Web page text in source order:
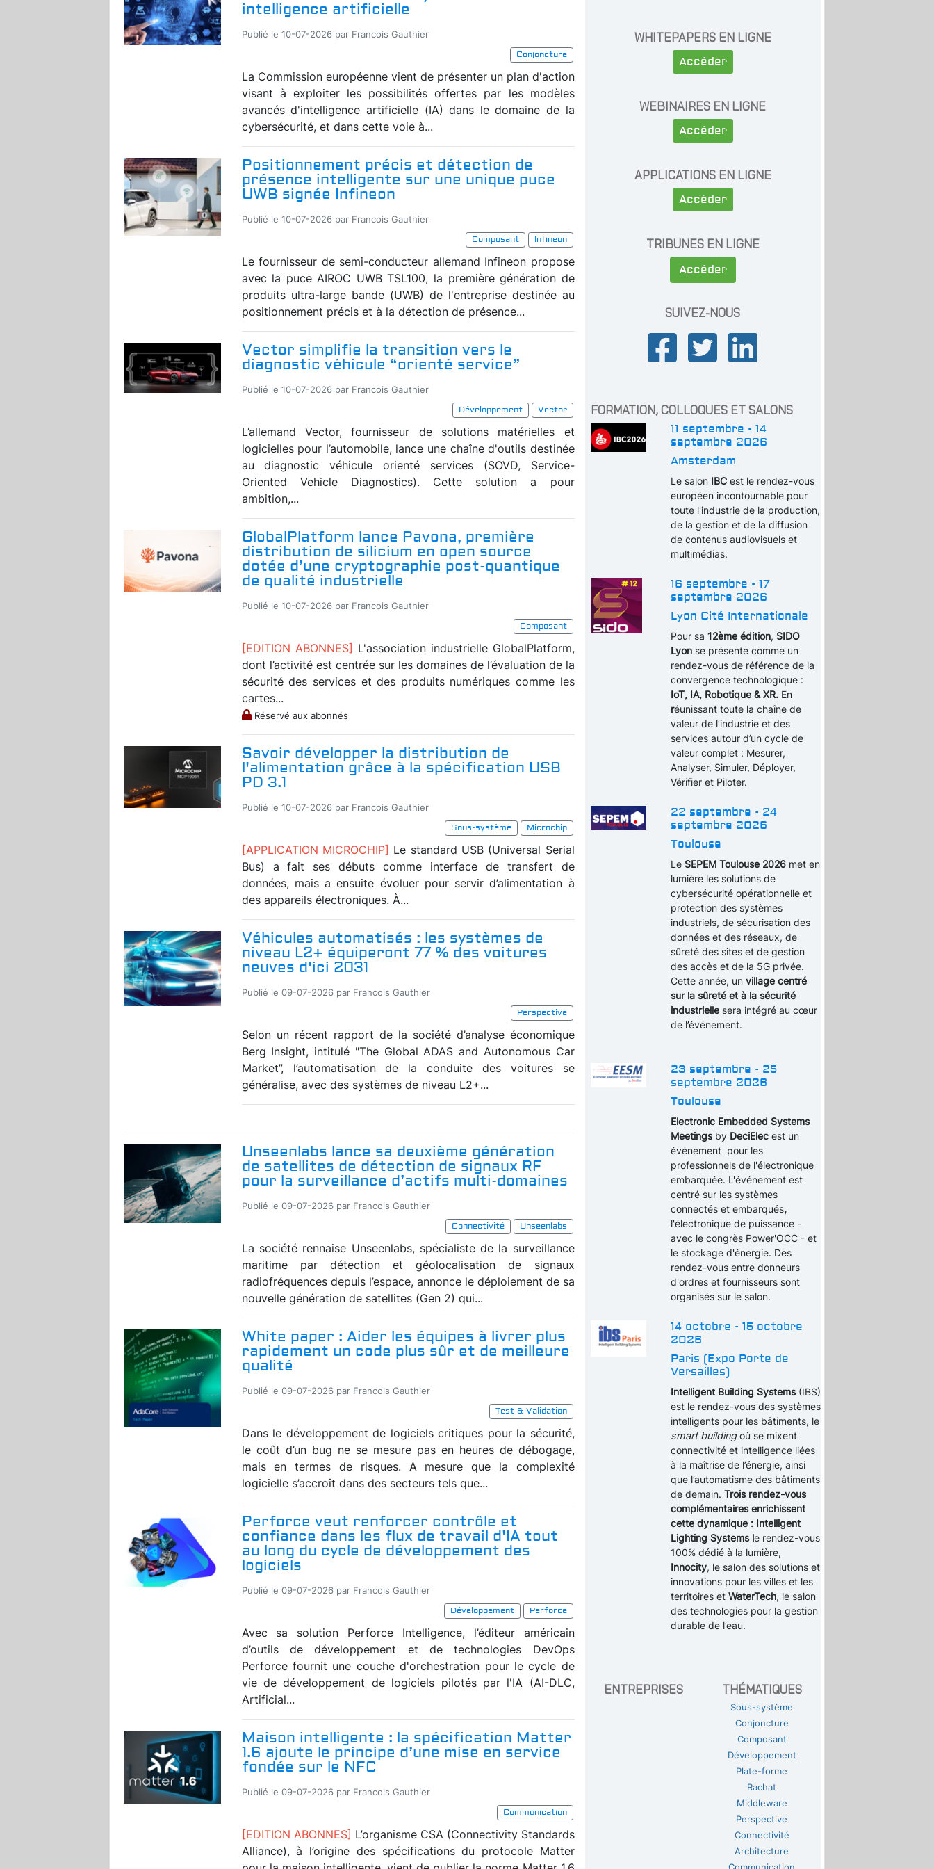
intelligence artificielle
Publié le 10-07-2026 par Francois Gauthier
Conjoncture
La Commission européenne vient de présenter un plan d'action
visant à exploiter les possibilités offertes par les modèles
avancés d'intelligence artificielle (IA) dans le domaine de la
cybersécurité, et dans cette voie à...
Positionnement précis et détection de
présence intelligente sur une unique puce
UWB signée Infineon
Publié le 10-07-2026 par Francois Gauthier
Composant
Infineon
Le fournisseur de semi-conducteur allemand Infineon propose
avec la puce AIROC UWB TSL100, la première génération de
produits ultra-large bande (UWB) de l'entreprise destinée au
positionnement précis et à la détection de présence...
Vector simplifie la transition vers le
diagnostic véhicule “orienté service”
Publié le 10-07-2026 par Francois Gauthier
Développement
Vector
L’allemand Vector, fournisseur de solutions matérielles et
logicielles pour l’automobile, lance une chaîne d'outils destinée
au diagnostic véhicule orienté services (SOVD, Service-
Oriented Vehicle Diagnostics). Cette solution a pour
ambition,...
GlobalPlatform lance Pavona, première
distribution de silicium en open source
dotée d’une cryptographie post-quantique
de qualité industrielle
Publié le 10-07-2026 par Francois Gauthier
Composant
[EDITION ABONNES] L'association industrielle GlobalPlatform,
dont l’activité est centrée sur les domaines de l’évaluation de la
sécurité des services et des produits numériques comme les
cartes...
Réservé aux abonnés
Savoir développer la distribution de
l'alimentation grâce à la spécification USB
PD 3.1
Publié le 10-07-2026 par Francois Gauthier
Sous-système
Microchip
[APPLICATION MICROCHIP] Le standard USB (Universal Serial
Bus) a fait ses débuts comme interface de transfert de
données, mais a ensuite évoluer pour servir d’alimentation à
des appareils électroniques. À...
Véhicules automatisés : les systèmes de
niveau L2+ équiperont 77 % des voitures
neuves d'ici 2031
Publié le 09-07-2026 par Francois Gauthier
Perspective
Selon un récent rapport de la société d’analyse économique
Berg Insight, intitulé "The Global ADAS and Autonomous Car
Market”, l’automatisation de la conduite des voitures se
généralise, avec des systèmes de niveau L2+...
Unseenlabs lance sa deuxième génération
de satellites de détection de signaux RF
pour la surveillance d’actifs multi-domaines
Publié le 09-07-2026 par Francois Gauthier
Connectivité
Unseenlabs
La société rennaise Unseenlabs, spécialiste de la surveillance
maritime par détection et géolocalisation de signaux
radiofréquences depuis l’espace, annonce le déploiement de sa
nouvelle génération de satellites (Gen 2) qui...
White paper : Aider les équipes à livrer plus
rapidement un code plus sûr et de meilleure
qualité
Publié le 09-07-2026 par Francois Gauthier
Test & Validation
Dans le développement de logiciels critiques pour la sécurité,
le coût d’un bug ne se mesure pas en heures de débogage,
mais en termes de risques. A mesure que la complexité
logicielle s’accroît dans des secteurs tels que...
Perforce veut renforcer contrôle et
confiance dans les flux de travail d'IA tout
au long du cycle de développement des
logiciels
Publié le 09-07-2026 par Francois Gauthier
Développement
Perforce
Avec sa solution Perforce Intelligence, l’éditeur américain
d’outils de développement et de technologies DevOps
Perforce fournit une couche d'orchestration pour le cycle de
vie de développement de logiciels pilotés par l'IA (AI-DLC,
Artificial...
Maison intelligente : la spécification Matter
1.6 ajoute le principe d’une mise en service
fondée sur le NFC
Publié le 09-07-2026 par Francois Gauthier
Communication
[EDITION ABONNES] L’organisme CSA (Connectivity Standards
Alliance), à l’origine des spécifications du protocole Matter
WHITEPAPERS EN LIGNE
Accéder
WEBINAIRES EN LIGNE
Accéder
APPLICATIONS EN LIGNE
Accéder
TRIBUNES EN LIGNE
Accéder
SUIVEZ-NOUS
FORMATION, COLLOQUES ET SALONS
11 septembre - 14
septembre 2026
Amsterdam
Le salonIBC est le rendez-vous
européen incontournable pour
toute l'industrie de la production,
de la gestion et de la diffusion
de contenus audiovisuels et
multimédias.
16 septembre - 17
septembre 2026
Lyon Cité Internationale
Pour sa 12ème édition, SIDO
Lyonse présente comme un
rendez-vous de référence de la
convergence technologique :
IoT, IA, Robotique & XR. En
réunissant toute la chaîne de
valeur de l’industrie et des
services autour d’un cycle de
valeur complet : Mesurer,
Analyser, Simuler, Déployer,
Vérifier et Piloter.
22 septembre - 24
septembre 2026
Toulouse
Le SEPEM Toulouse 2026met en
lumière les solutions de
cybersécurité opérationnelle et
protection des systèmes
industriels, de sécurisation des
données et des réseaux, de
sûreté des sites et de gestion
des accès et de la 5G privée.
Cette année, un village centré
sur la sûreté et à la sécurité
industriellesera intégré au cœur
de l’événement.
23 septembre - 25
septembre 2026
Toulouse
Electronic Embedded Systems
Meetingsby DeciElec est un
événement pour les
professionnels de l'électronique
embarquée. L'événement est
centré sur les systèmes
connectés et embarqués,
l'électronique de puissance -
avec le congrès Power'OCC - et
le stockage d'énergie. Des
rendez-vous entre donneurs
d'ordres et fournisseurs sont
organisés sur le salon.
14 octobre - 15 octobre
2026
Paris (Expo Porte de
Versailles)
Intelligent Building Systems(IBS)
est le rendez-vous des systèmes
intelligents pour les bâtiments, le
smart buildingoù se mixent
connectivité et intelligence liées
à la maîtrise de l’énergie, ainsi
que l’automatisme des bâtiments
de demain. Trois rendez-vous
complémentaires enrichissent
cette dynamique : Intelligent
Lighting Systems le rendez-vous
100% dédié à la lumière,
Innocity, le salon des solutions et
innovations pour les villes et les
territoires et WaterTech, le salon
des technologies pour la gestion
durable de l’eau.
ENTREPRISES THÉMATIQUES
Sous-système
Conjoncture
Composant
Développement
Plate-forme
Rachat
Middleware
Perspective
Connectivité
Architecture